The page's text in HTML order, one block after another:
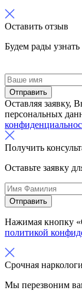
Оставить отзыв
Будем рады
Отправить
Оставляя заявку,
персональных
Получить
Оставьте заявку
Отправить
Нажимая кнопку
политикой
Срочная
Мы перезвоним